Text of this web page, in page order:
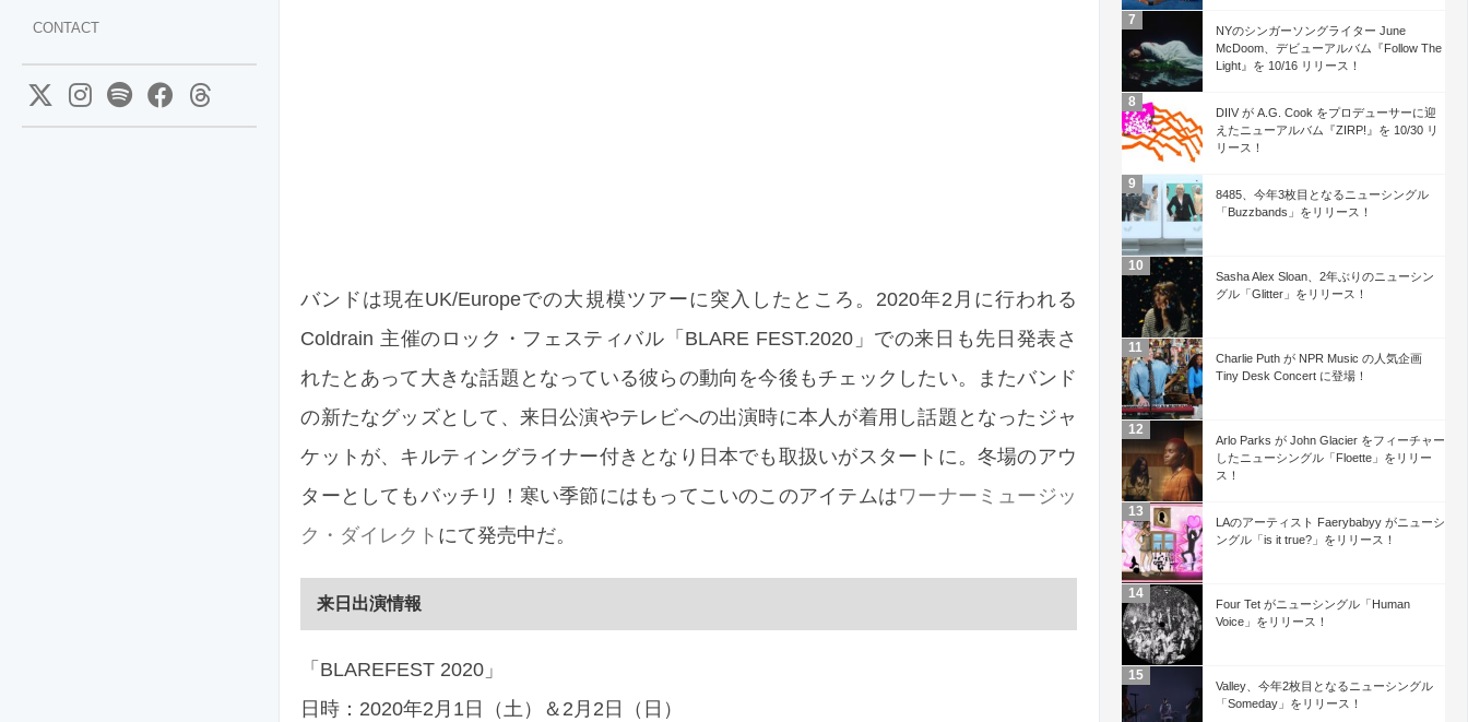
CONTACT
バンドは現在UK/Europeでの大規模ツアーに突入したところ。2020年2月に行われる
Coldrain 主催のロック・フェスティバル「BLARE FEST.2020」での来日も先日発表さ
れたとあって大きな話題となっている彼らの動向を今後もチェックしたい。またバンド
の新たなグッズとして、来日公演やテレビへの出演時に本人が着用し話題となったジャ
ケットが、キルティングライナー付きとなり日本でも取扱いがスタートに。冬場のアウ
ターとしてもバッチリ！寒い季節にはもってこいのこのアイテムはワーナーミュージッ
ク・ダイレクト にて発売中だ。
来日出演情報
「BLAREFEST 2020」
日時：2020年2月1日（土）＆2月2日（日）
NYのシンガーソングライター June
McDoom、デビューアルバム『Follow The
Light』を 10/16 リリース！
DIIV が A.G. Cook をプロデューサーに迎
えたニューアルバム『ZIRP!』を 10/30 リ
リース！
8485、今年3枚目となるニューシングル
「Buzzbands」をリリース！
Sasha Alex Sloan、2年ぶりのニューシン
グル「Glitter」をリリース！
Charlie Puth が NPR Music の人気企画
Tiny Desk Concert に登場！
Arlo Parks が John Glacier をフィーチャー
したニューシングル「Floette」をリリー
ス！
LAのアーティスト Faerybabyy がニューシ
ングル「is it true?」をリリース！
Four Tet がニューシングル「Human
Voice」をリリース！
Valley、今年2枚目となるニューシングル
「Someday」をリリース！